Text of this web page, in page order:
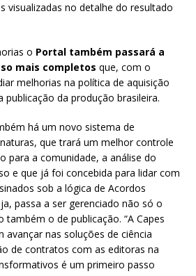
visualizadas no detalhe do resultado
o Portal também passará a
mais completos que, com o
melhorias na política de aquisição
publicação da produção brasileira.
há um novo sistema de
que trará um melhor controle
para a comunidade, a análise do
e que já foi concebida para lidar com
sob a lógica de Acordos
passa a ser gerenciado não só o
o de publicação. “A Capes
nas soluções de ciência
de contratos com as editoras na
é um primeiro passo